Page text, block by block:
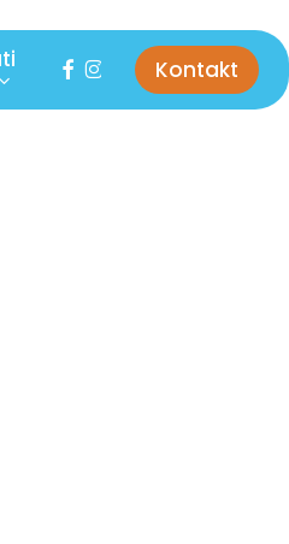
facebook
instagramKontakt